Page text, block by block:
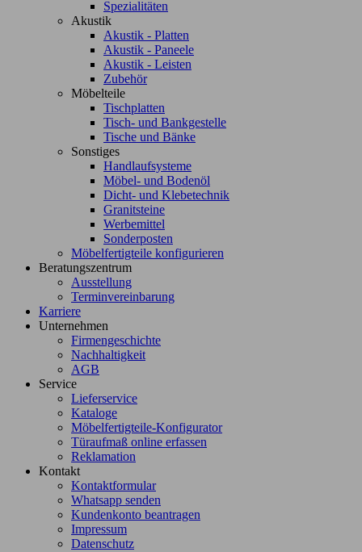
Spezialitäten
Akustik
Akustik - Platten
Akustik - Paneele
Akustik - Leisten
Zubehör
Möbelteile
Tischplatten
Tisch- und Bankgestelle
Tische und Bänke
Sonstiges
Handlaufsysteme
Möbel- und Bodenöl
Dicht- und Klebetechnik
Granitsteine
Werbemittel
Sonderposten
Möbelfertigteile konfigurieren
Beratungszentrum
Ausstellung
Terminvereinbarung
Karriere
Unternehmen
Firmengeschichte
Nachhaltigkeit
AGB
Service
Lieferservice
Kataloge
Möbelfertigteile-Konfigurator
Türaufmaß online erfassen
Reklamation
Kontakt
Kontaktformular
Whatsapp senden
Kundenkonto beantragen
Impressum
Datenschutz